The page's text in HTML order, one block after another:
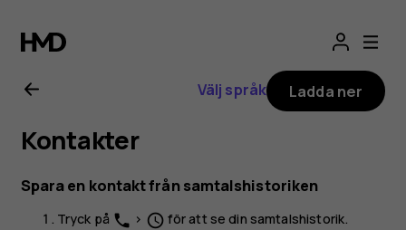
för
Nokia
G10
Välj språk Ladda ner
Kontakter
Spara en kontakt från samtalshistoriken
Tryck på phone > schedule för att se din samtalshistorik.